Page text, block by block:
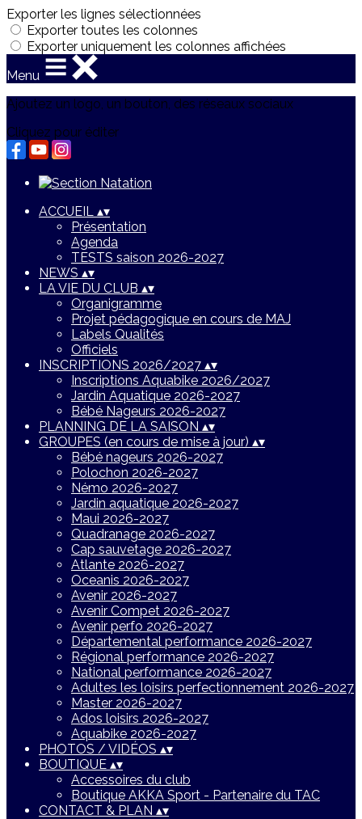
Exporter les lignes sélectionnées
Exporter toutes les colonnes
Exporter uniquement les colonnes affichées
Menu
Ajoutez un logo, un bouton, des réseaux sociaux
Cliquez pour éditer
ACCUEIL ▴▾
Présentation
Agenda
TESTS saison 2026-2027
NEWS ▴▾
LA VIE DU CLUB ▴▾
Organigramme
Projet pédagogique en cours de MAJ
Labels Qualités
Officiels
INSCRIPTIONS 2026/2027 ▴▾
Inscriptions Aquabike 2026/2027
Jardin Aquatique 2026-2027
Bébé Nageurs 2026-2027
PLANNING DE LA SAISON ▴▾
GROUPES (en cours de mise à jour) ▴▾
Bébé nageurs 2026-2027
Polochon 2026-2027
Némo 2026-2027
Jardin aquatique 2026-2027
Maui 2026-2027
Quadranage 2026-2027
Cap sauvetage 2026-2027
Atlante 2026-2027
Oceanis 2026-2027
Avenir 2026-2027
Avenir Compet 2026-2027
Avenir perfo 2026-2027
Départemental performance 2026-2027
Régional performance 2026-2027
National performance 2026-2027
Adultes les loisirs perfectionnement 2026-2027
Master 2026-2027
Ados loisirs 2026-2027
Aquabike 2026-2027
PHOTOS / VIDÉOS ▴▾
BOUTIQUE ▴▾
Accessoires du club
Boutique AKKA Sport - Partenaire du TAC
CONTACT & PLAN ▴▾